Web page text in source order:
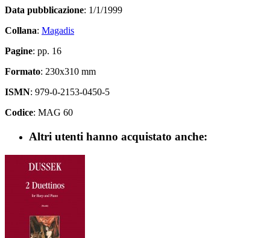
Data pubblicazione: 1/1/1999
Collana: Magadis
Pagine: pp. 16
Formato: 230x310 mm
ISMN: 979-0-2153-0450-5
Codice: MAG 60
Altri utenti hanno acquistato anche: